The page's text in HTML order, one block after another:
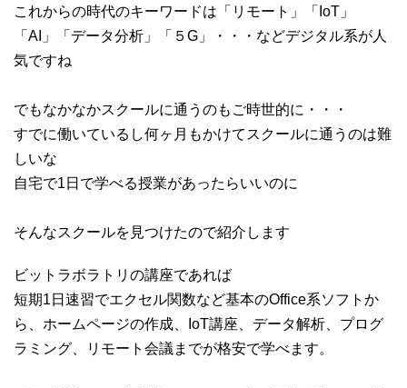
これからの時代のキーワードは「リモート」「IoT」
「AI」「データ分析」「５G」・・・などデジタル系が人
気ですね
でもなかなかスクールに通うのもご時世的に・・・
すでに働いているし何ヶ月もかけてスクールに通うのは難
しいな
自宅で1日で学べる授業があったらいいのに
そんなスクールを見つけたので紹介します
ビットラボラトリの講座であれば
短期1日速習でエクセル関数など基本のOffice系ソフトか
ら、ホームページの作成、IoT講座、データ解析、プログ
ラミング、リモート会議までが格安で学べます。